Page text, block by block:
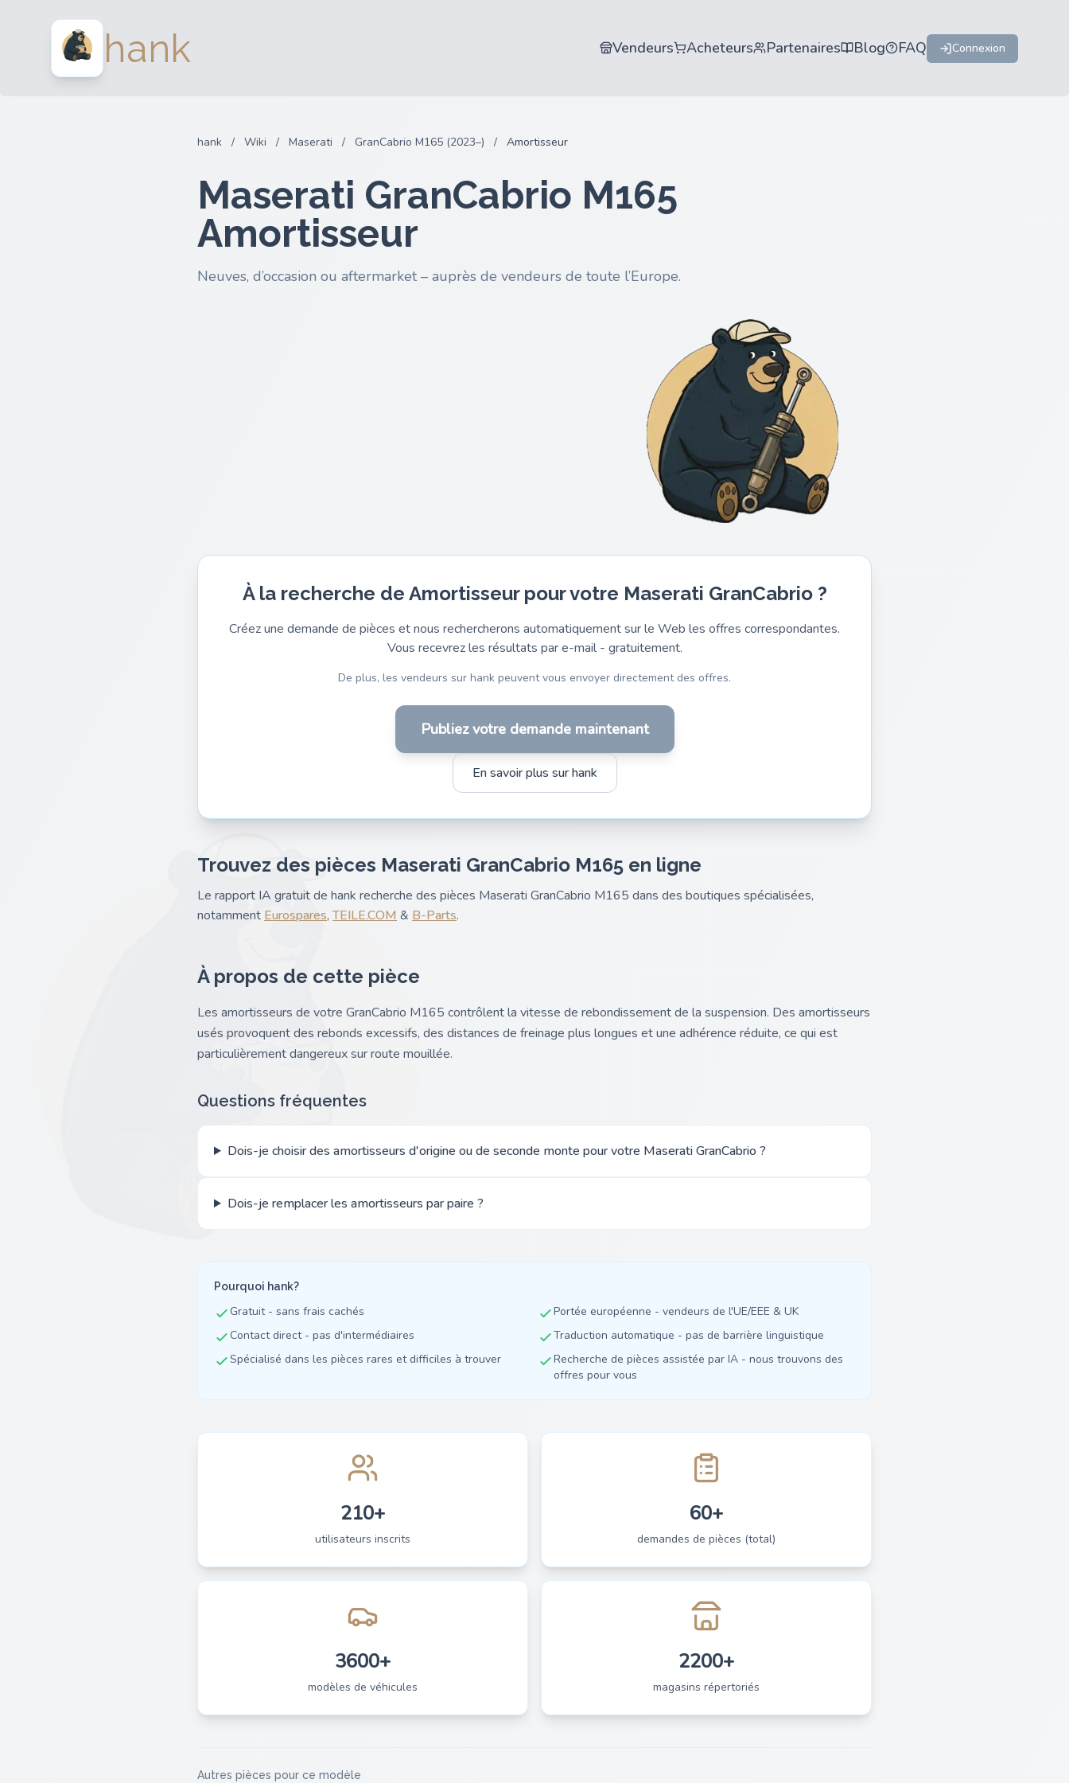
hank Vendeurs Acheteurs Partenaires Blog FAQ Connexion
hank / Wiki / Maserati / GranCabrio M165 (2023–) / Amortisseur
Maserati GranCabrio M165
Amortisseur
Neuves, d’occasion ou aftermarket – auprès de vendeurs de toute l’Europe.
À la recherche de Amortisseur pour votre Maserati GranCabrio ?
Créez une demande de pièces et nous rechercherons automatiquement sur le Web les offres correspondantes.
Vous recevrez les résultats par e-mail - gratuitement.
De plus, les vendeurs sur hank peuvent vous envoyer directement des offres.
Publiez votre demande maintenant
En savoir plus sur hank
Trouvez des pièces Maserati GranCabrio M165 en ligne
Le rapport IA gratuit de hank recherche des pièces Maserati GranCabrio M165 dans des boutiques spécialisées,
notamment Eurospares,TEILE.COM & B-Parts.
À propos de cette pièce
Les amortisseurs de votre GranCabrio M165 contrôlent la vitesse de rebondissement de la suspension. Des amortisseurs
usés provoquent des rebonds excessifs, des distances de freinage plus longues et une adhérence réduite, ce qui est
particulièrement dangereux sur route mouillée.
Questions fréquentes
Dois-je choisir des amortisseurs d'origine ou de seconde monte pour votre Maserati GranCabrio ?
Dois-je remplacer les amortisseurs par paire ?
Pourquoi hank?
Gratuit - sans frais cachés
Portée européenne - vendeurs de l'UE/EEE & UK
Contact direct - pas d'intermédiaires
Traduction automatique - pas de barrière linguistique
Spécialisé dans les pièces rares et difficiles à trouver
Recherche de pièces assistée par IA - nous trouvons des
offres pour vous
210+
utilisateurs inscrits
60+
demandes de pièces (total)
3600+
modèles de véhicules
2200+
magasins répertoriés
Autres pièces pour ce modèle